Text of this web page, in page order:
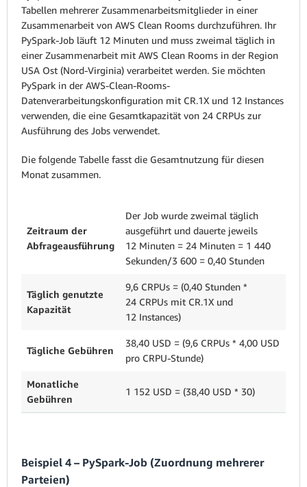
Tabellen mehrerer Zusammenarbeitsmitglieder in einer
Zusammenarbeit von AWS Clean Rooms durchzuführen. Ihr
PySpark-Job läuft 12 Minuten und muss zweimal täglich in
einer Zusammenarbeit mit AWS Clean Rooms in der Region
USA Ost (Nord-Virginia) verarbeitet werden. Sie möchten
PySpark in der AWS-Clean-Rooms-
Datenverarbeitungskonfiguration mit CR.1X und 12 Instances
verwenden, die eine Gesamtkapazität von 24 CRPUs zur
Ausführung des Jobs verwendet.
Die folgende Tabelle fasst die Gesamtnutzung für diesen
Monat zusammen.
Zeitraum der
Abfrageausführung
Der Job wurde zweimal täglich
ausgeführt und dauerte jeweils
12 Minuten = 24 Minuten = 1 440
Sekunden/3 600 = 0,40 Stunden
Täglich genutzte
Kapazität
9,6 CRPUs = (0,40 Stunden *
24 CRPUs mit CR.1X und
12 Instances)
Tägliche Gebühren
38,40 USD = (9,6 CRPUs * 4,00 USD
pro CRPU-Stunde)
Monatliche
Gebühren
1 152 USD = (38,40 USD * 30)
Beispiel 4 – PySpark-Job (Zuordnung mehrerer
Parteien)